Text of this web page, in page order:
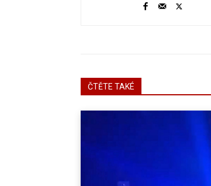
ČTĚTE TAKÉ